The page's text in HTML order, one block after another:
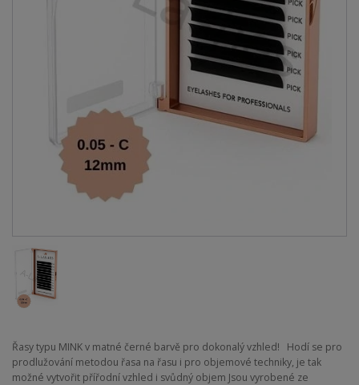
Řasy typu MINK v matné černé barvě pro dokonalý vzhled! Hodí se pro
prodlužování metodou řasa na řasu i pro objemové techniky, je tak
možné vytvořit přířodní vzhled i svůdný objem Jsou vyrobené ze